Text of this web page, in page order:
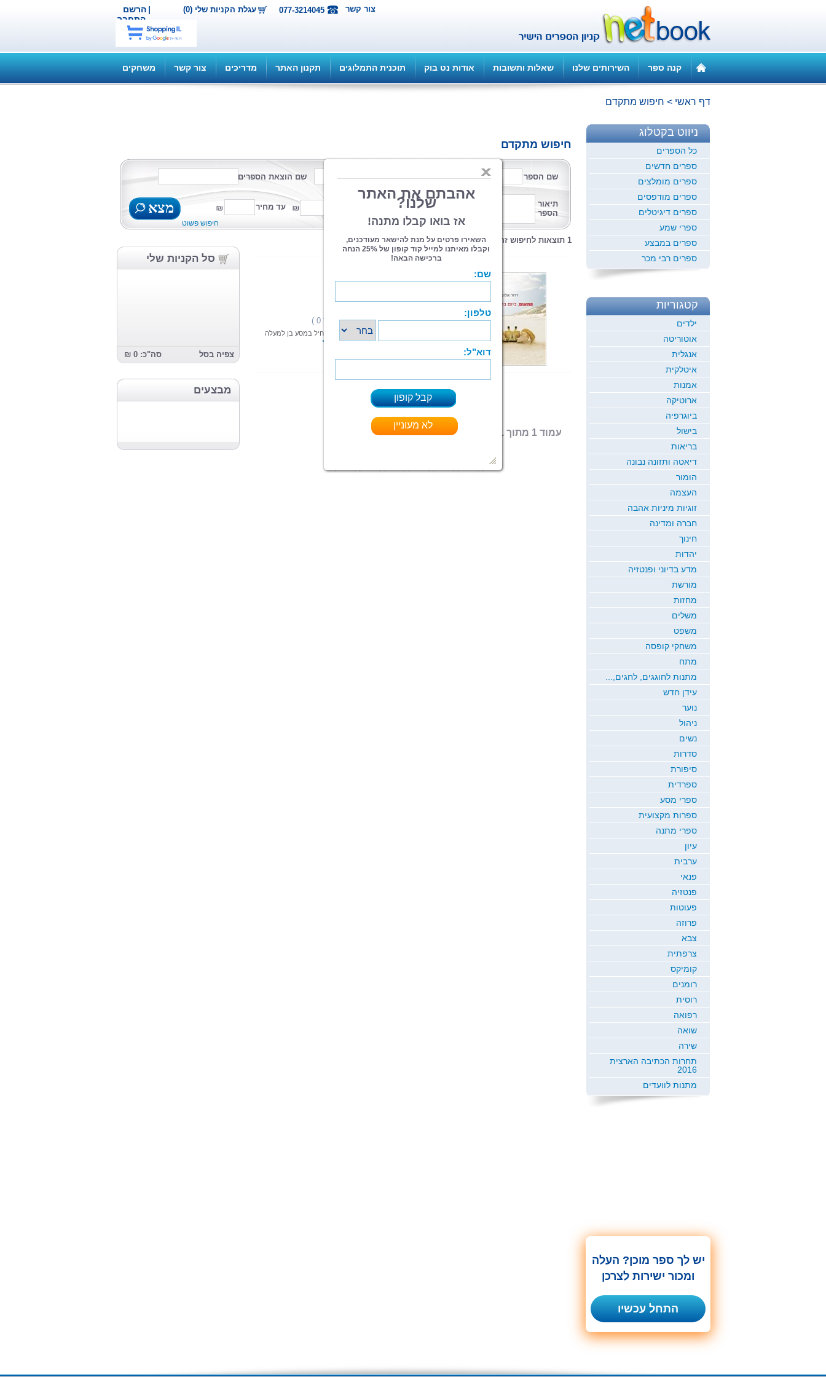
הרשם |
התחבר
עגלת הקניות שלי (0) 077-3214045 צור קשר
קנה ספר השירותים שלנו שאלות ותשובות אודות נט בוק תוכנית התמלוגים תקנון האתר מדריכים צור קשר משחקים
דף ראשי > חיפוש מתקדם
חיפוש מתקדם
שם הספר שם המחבר שם הוצאת הספרים
תיאור
הספר
עד מחיר
קטגוריה
פורמט מצא
חיפוש פשוט
סל הקניות שלי
צפיה בסל סה"כ: 0 ₪
מבצעים
1 תוצאות לחיפוש זה
דירוג:
(0 מדרגים,ניקוד 0 )
דרור מגלה שחייו השתנו מן הקצה אל הקצה ומתחיל במסע בן למעלה
משני עשורים, שעדיין לא הסתיים. קרא עוד > > >
עמוד 1 מתוך 1
ניווט בקטלוג
כל הספרים
ספרים חדשים
ספרים מומלצים
ספרים מודפסים
ספרים דיגיטלים
ספרי שמע
ספרים במבצע
ספרים רבי מכר
קטגוריות
ילדים
אוטוריטה
אנגלית
איטלקית
אמנות
ארוטיקה
ביוגרפיה
בישול
בריאות
דיאטה ותזונה נבונה
הומור
העצמה
זוגיות מיניות אהבה
חברה ומדינה
חינוך
יהדות
מדע בדיוני ופנטזיה
מורשת
מחזות
משלים
משפט
משחקי קופסה
מתח
מתנות לחוגגים, לחגים,...
עידן חדש
נוער
ניהול
נשים
סדרות
סיפורת
ספרדית
ספרי מסע
ספרות מקצועית
ספרי מתנה
עיון
ערבית
פנאי
פנטזיה
פעוטות
פרוזה
צבא
צרפתית
קומיקס
רומנים
רוסית
רפואה
שואה
שירה
תחרות הכתיבה הארצית
2016
מתנות לוועדים
יש לך ספר מוכן? העלה
ומכור ישירות לצרכן
התחל עכשיו